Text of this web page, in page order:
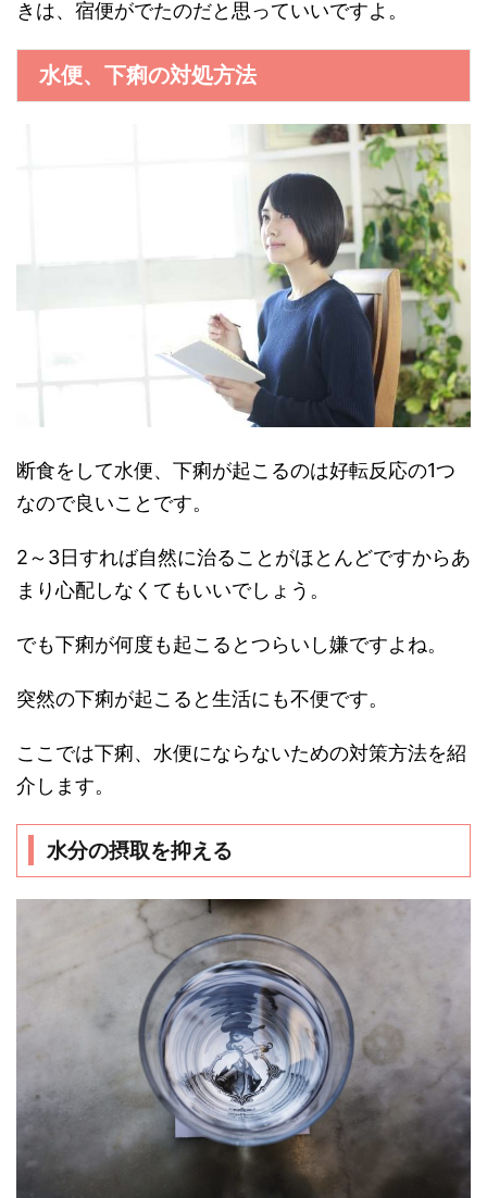
きは、宿便がでたのだと思っていいですよ。
水便、下痢の対処方法
断食をして水便、下痢が起こるのは好転反応の1つ
なので良いことです。
2～3日すれば自然に治ることがほとんどですからあ
まり心配しなくてもいいでしょう。
でも下痢が何度も起こるとつらいし嫌ですよね。
突然の下痢が起こると生活にも不便です。
ここでは下痢、水便にならないための対策方法を紹
介します。
水分の摂取を抑える